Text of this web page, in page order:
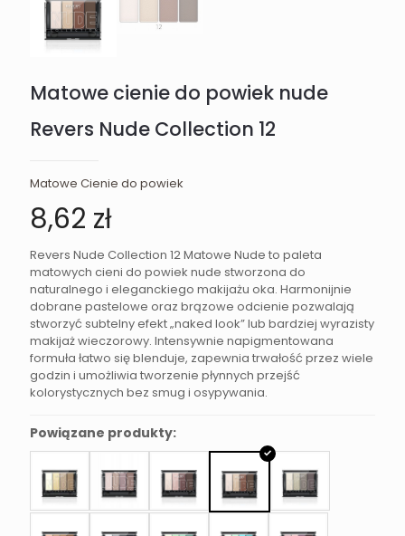
Matowe cienie do powiek nude
Revers Nude Collection 12
Matowe Cienie do powiek
8,62 zł
Revers Nude Collection 12 Matowe Nude to paleta
matowych cieni do powiek nude stworzona do
naturalnego i eleganckiego makijażu oka. Harmonijnie
dobrane pastelowe oraz brązowe odcienie pozwalają
stworzyć subtelny efekt „naked look” lub bardziej wyrazisty
makijaż wieczorowy. Intensywnie napigmentowana
formuła łatwo się blenduje, zapewnia trwałość przez wiele
godzin i umożliwia tworzenie płynnych przejść
kolorystycznych bez smug i osypywania.
Powiązane produkty: